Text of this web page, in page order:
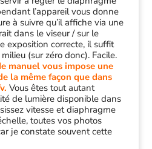
l’appareil vous donne
à suivre qu’il affiche via une
dans le viseur / sur le
exposition correcte, il suffit
(sur zéro donc). Facile.
manuel vous impose une
la même façon que dans
Vous êtes tout autant
de lumière disponible dans
vitesse et diaphragme
toutes vos photos
je constate souvent cette